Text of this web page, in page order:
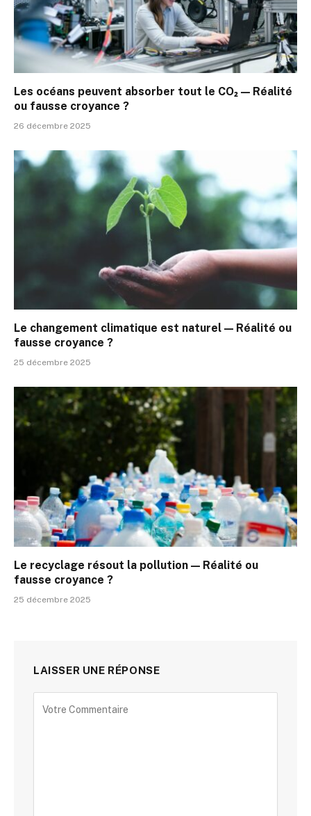
Les océans peuvent absorber tout le CO₂ — Réalité
ou fausse croyance ?
26 décembre 2025
Le changement climatique est naturel — Réalité ou
fausse croyance ?
25 décembre 2025
Le recyclage résout la pollution — Réalité ou
fausse croyance ?
25 décembre 2025
LAISSER UNE RÉPONSE